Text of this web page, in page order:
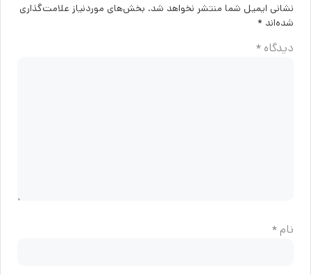
نشانی ایمیل شما منتشر نخواهد شد. بخش‌های موردنیاز علامت‌گذاری
شده‌اند *
دیدگاه *
نام *